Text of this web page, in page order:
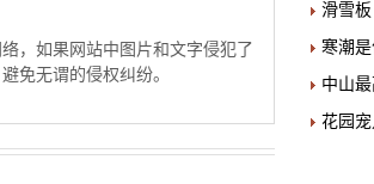
，如果网站中图片和文字侵犯了
免无谓的侵权纠纷。
滑雪
寒潮
中山
花园宠